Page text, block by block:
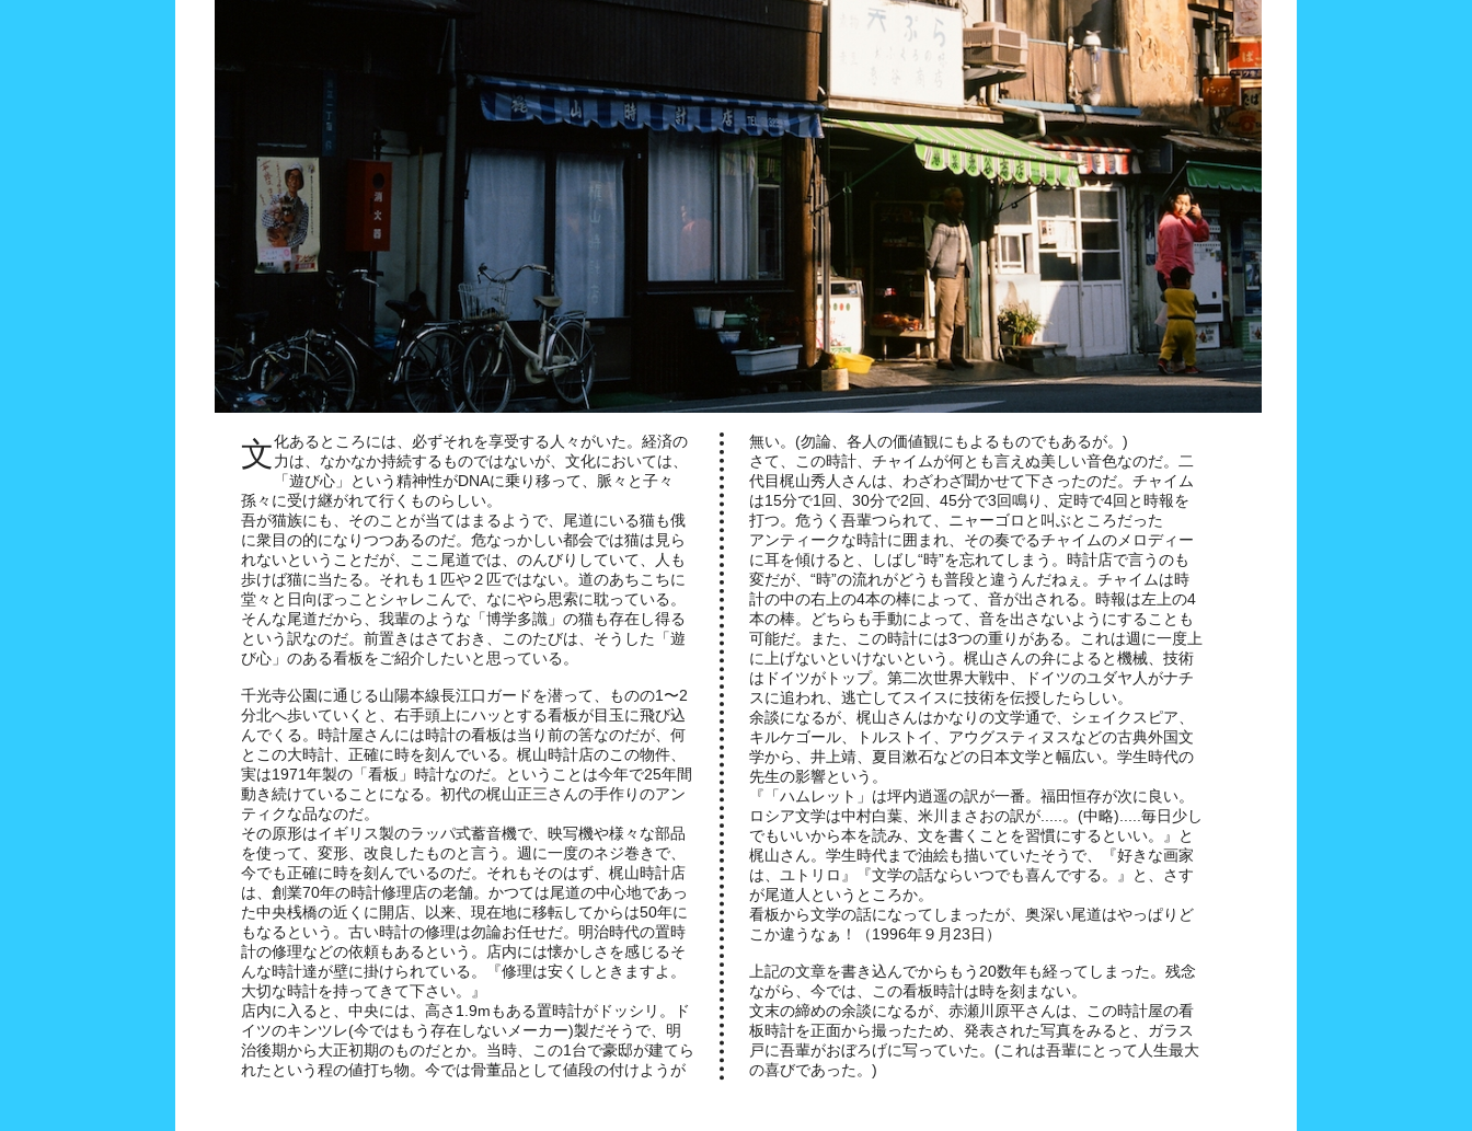
文化あるところには、必ずそれを享受する人々がいた。経済の
力は、なかなか持続するものではないが、文化においては、
「遊び心」という精神性がDNAに乗り移って、脈々と子々
孫々に受け継がれて行くものらしい。
吾が猫族にも、そのことが当てはまるようで、尾道にいる猫も俄
に衆目の的になりつつあるのだ。危なっかしい都会では猫は見ら
れないということだが、ここ尾道では、のんびりしていて、人も
歩けば猫に当たる。それも１匹や２匹ではない。道のあちこちに
堂々と日向ぼっことシャレこんで、なにやら思索に耽っている。
そんな尾道だから、我輩のような「博学多識」の猫も存在し得る
という訳なのだ。前置きはさておき、このたびは、そうした「遊
び心」のある看板をご紹介したいと思っている。
千光寺公園に通じる山陽本線長江口ガードを潜って、ものの1〜2
分北へ歩いていくと、右手頭上にハッとする看板が目玉に飛び込
んでくる。時計屋さんには時計の看板は当り前の筈なのだが、何
とこの大時計、正確に時を刻んでいる。梶山時計店のこの物件、
実は1971年製の「看板」時計なのだ。ということは今年で25年間
動き続けていることになる。初代の梶山正三さんの手作りのアン
ティクな品なのだ。
その原形はイギリス製のラッパ式蓄音機で、映写機や様々な部品
を使って、変形、改良したものと言う。週に一度のネジ巻きで、
今でも正確に時を刻んでいるのだ。それもそのはず、梶山時計店
は、創業70年の時計修理店の老舗。かつては尾道の中心地であっ
た中央桟橋の近くに開店、以来、現在地に移転してからは50年に
もなるという。古い時計の修理は勿論お任せだ。明治時代の置時
計の修理などの依頼もあるという。店内には懐かしさを感じるそ
んな時計達が壁に掛けられている。『修理は安くしときますよ。
大切な時計を持ってきて下さい。』
店内に入ると、中央には、高さ1.9mもある置時計がドッシリ。ド
イツのキンツレ(今ではもう存在しないメーカー)製だそうで、明
治後期から大正初期のものだとか。当時、この1台で豪邸が建てら
れたという程の値打ち物。今では骨董品として値段の付けようが
無い。(勿論、各人の価値観にもよるものでもあるが。)
さて、この時計、チャイムが何とも言えぬ美しい音色なのだ。二
代目梶山秀人さんは、わざわざ聞かせて下さったのだ。チャイム
は15分で1回、30分で2回、45分で3回鳴り、定時で4回と時報を
打つ。危うく吾輩つられて、ニャーゴロと叫ぶところだった
アンティークな時計に囲まれ、その奏でるチャイムのメロディー
に耳を傾けると、しばし“時”を忘れてしまう。時計店で言うのも
変だが、“時”の流れがどうも普段と違うんだねぇ。チャイムは時
計の中の右上の4本の棒によって、音が出される。時報は左上の4
本の棒。どちらも手動によって、音を出さないようにすることも
可能だ。また、この時計には3つの重りがある。これは週に一度上
に上げないといけないという。梶山さんの弁によると機械、技術
はドイツがトップ。第二次世界大戦中、ドイツのユダヤ人がナチ
スに追われ、逃亡してスイスに技術を伝授したらしい。
余談になるが、梶山さんはかなりの文学通で、シェイクスピア、
キルケゴール、トルストイ、アウグスティヌスなどの古典外国文
学から、井上靖、夏目漱石などの日本文学と幅広い。学生時代の
先生の影響という。
『「ハムレット」は坪内逍遥の訳が一番。福田恒存が次に良い。
ロシア文学は中村白葉、米川まさおの訳が.....。(中略).....毎日少し
でもいいから本を読み、文を書くことを習慣にするといい。』と
梶山さん。学生時代まで油絵も描いていたそうで、『好きな画家
は、ユトリロ』『文学の話ならいつでも喜んでする。』と、さす
が尾道人というところか。
看板から文学の話になってしまったが、奥深い尾道はやっぱりど
こか違うなぁ！（1996年９月23日）
上記の文章を書き込んでからもう20数年も経ってしまった。残念
ながら、今では、この看板時計は時を刻まない。
文末の締めの余談になるが、赤瀬川原平さんは、この時計屋の看
板時計を正面から撮ったため、発表された写真をみると、ガラス
戸に吾輩がおぼろげに写っていた。(これは吾輩にとって人生最大
の喜びであった。)